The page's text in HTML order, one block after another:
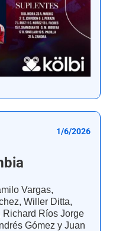
1/6/2026
Vargas,
Willer Ditta,
Richard Ríos Jorge
Gómez y Juan